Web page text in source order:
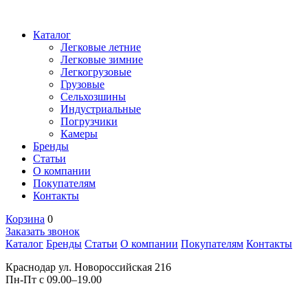
Каталог
Легковые летние
Легковые зимние
Легкогрузовые
Грузовые
Сельхозшины
Индустриальные
Погрузчики
Камеры
Бренды
Статьи
О компании
Покупателям
Контакты
Корзина 0
Заказать звонок
Каталог Бренды Статьи О компании Покупателям Контакты
Краснодар ул. Новороссийская 216
Пн-Пт с 09.00–19.00